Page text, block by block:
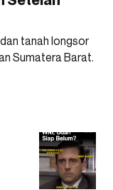
tanah longsor
Sumatera Barat.